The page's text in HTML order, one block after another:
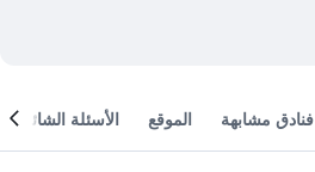
فنادق مشابهة الموقع الأسئلة الشائعة